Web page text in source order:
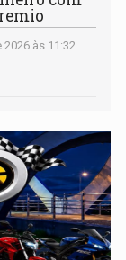
às 11:32